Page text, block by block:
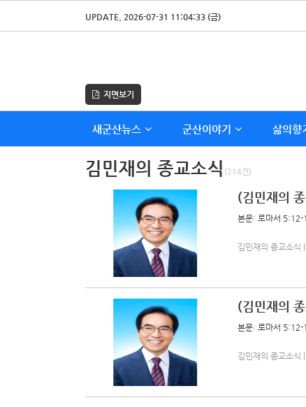
UPDATE. 2026-07-31 11:04:33 (금)
지면보기
새군산뉴스 군산이야기 삶의향
김민재의 종교소식 (214건)
(김민재의
본문: 로마서 5:12-
김민재의 종교소
(김민재의
본문: 로마서 5:12-
김민재의 종교소